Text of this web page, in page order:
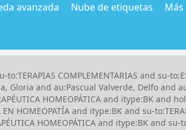
avanzada Nube de etiquetas
COMPLEMENTARIAS and su-
Gloria and au:Pascual Valverde, Delfo and
HOMEOPÁTICA and itype:BK
HOMEOPATÍA and itype:BK and su-
HOMEOPÁTICA and itype:BK and